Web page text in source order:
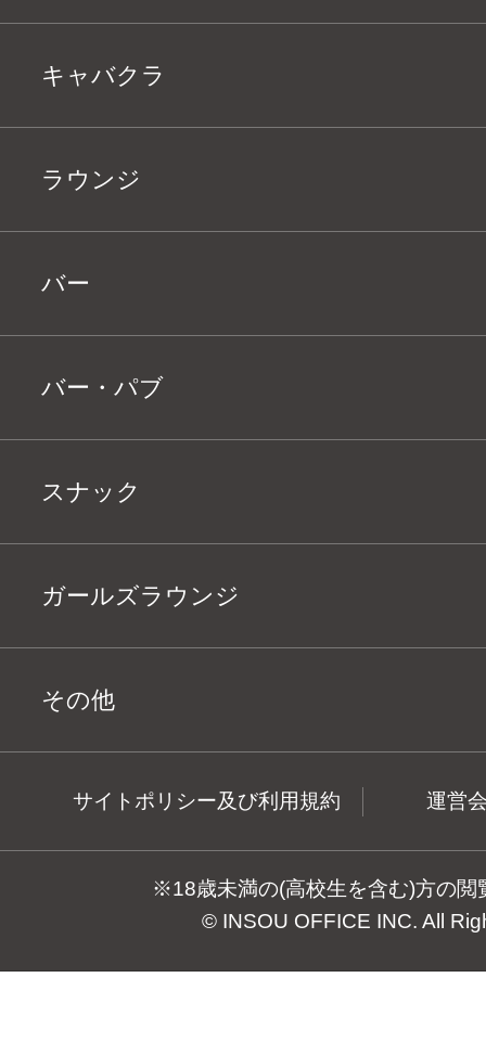
キャバクラ
ラウンジ
バー
バー・パブ
スナック
ガールズラウンジ
その他
サイトポリシー及び利用規約 運営
※18歳未満の(高校生を含む)方の閲
© INSOU OFFICE INC. All